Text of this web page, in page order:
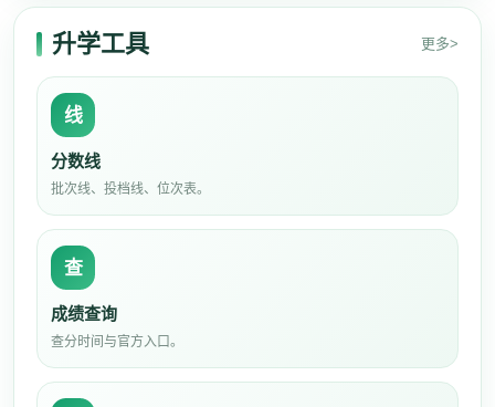
升学工具 更多>
线
分数线
批次线、投档线、位次表。
查
成绩查询
查分时间与官方入口。